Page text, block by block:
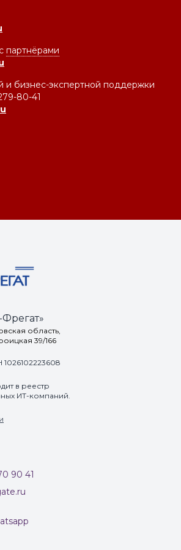
партнёрами
и бизнес-экспертной поддержки
80-41
область,
39/166
в реестр
ИТ-компаний.
90 41